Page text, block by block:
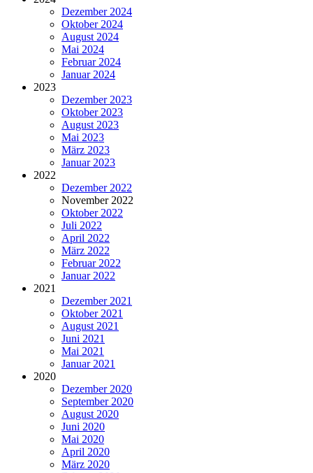
Dezember 2024
Oktober 2024
August 2024
Mai 2024
Februar 2024
Januar 2024
2023
Dezember 2023
Oktober 2023
August 2023
Mai 2023
März 2023
Januar 2023
2022
Dezember 2022
November 2022
Oktober 2022
Juli 2022
April 2022
März 2022
Februar 2022
Januar 2022
2021
Dezember 2021
Oktober 2021
August 2021
Juni 2021
Mai 2021
Januar 2021
2020
Dezember 2020
September 2020
August 2020
Juni 2020
Mai 2020
April 2020
März 2020